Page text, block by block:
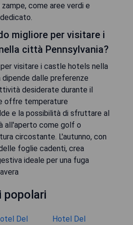
come aree verdi e
migliore per visitare i
città Pennsylvania?
visitare i castle hotels nella
dalle preferenze
desiderate durante il
offre temperature
e la possibilità di sfruttare al
all'aperto come golf o
circostante. L'autunno, con
foglie cadenti, crea
ideale per una fuga
popolari
Del
Hotel Del